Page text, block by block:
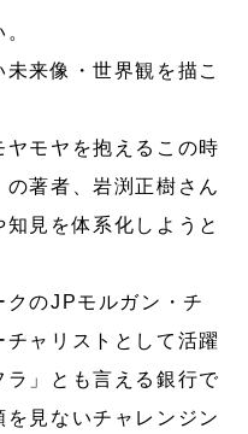
来像・世界観を描こ
モヤを抱えるこの時
著者、岩渕正樹さん
見を体系化しようと
のJPモルガン・チ
ャリストとして活躍
ラ」とも言える銀行で
を見ないチャレンジン